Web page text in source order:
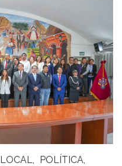
LOCAL
POLÍTICA